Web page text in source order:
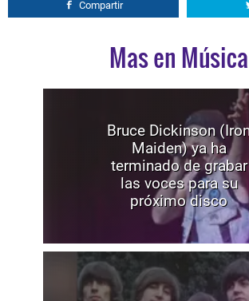
Compartir
Mas en Música
Bruce Dickinson
Maiden) ya ha
terminado de grabar
las voces para su
próximo disco